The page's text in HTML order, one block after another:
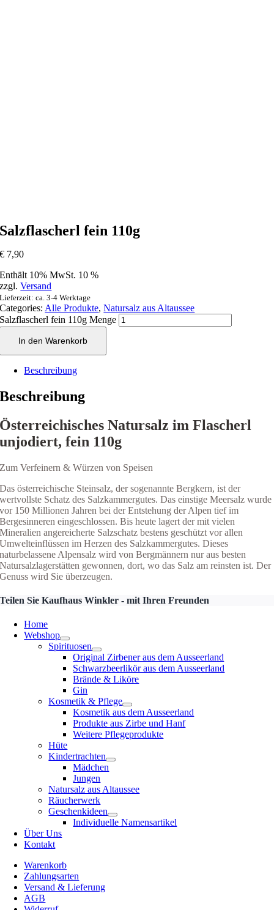
Salzflascherl fein 110g
€ 7,90
Enthält 10% MwSt. 10 %
zzgl.Versand
Lieferzeit: ca. 3-4 Werktage
Categories: Alle Produkte,Natursalz aus Altaussee
Salzflascherl fein 110g Menge
In den Warenkorb
Beschreibung
Beschreibung
Österreichisches Natursalz im Flascherl
unjodiert, fein 110g
Zum Verfeinern & Würzen von Speisen
Das österreichische Steinsalz, der sogenannte Bergkern, ist der
wertvollste Schatz des Salzkammergutes. Das einstige Meersalz wurde
vor 150 Millionen Jahren bei der Entstehung der Alpen tief im
Bergesinneren eingeschlossen. Bis heute lagert der mit vielen
Mineralien angereicherte Salzschatz bestens geschützt vor allen
Umwelteinflüssen im Herzen des Salzkammergutes. Dieses
naturbelassene Alpensalz wird von Bergmännern nur aus besten
Natursalzlagerstätten gewonnen, dort, wo das Salz am reinsten ist. Der
Genuss wird Sie überzeugen.
Teilen Sie Kaufhaus Winkler - mit Ihren Freunden
Home
Webshop
Spirituosen
Original Zirbener aus dem Ausseerland
Schwarzbeerlikör aus dem Ausseerland
Brände & Liköre
Gin
Kosmetik & Pflege
Kosmetik aus dem Ausseerland
Produkte aus Zirbe und Hanf
Weitere Pflegeprodukte
Hüte
Kindertrachten
Mädchen
Jungen
Natursalz aus Altaussee
Räucherwerk
Geschenkideen
Individuelle Namensartikel
Über Uns
Kontakt
Warenkorb
Zahlungsarten
Versand & Lieferung
AGB